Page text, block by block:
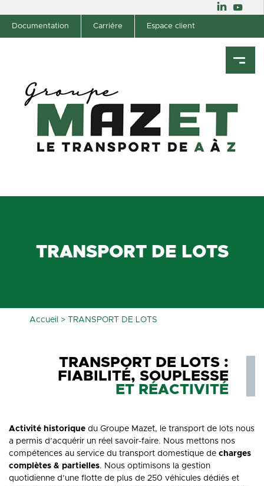
Documentation Carriére Espace client
TRANSPORT DE LOTS
Accueil > TRANSPORT DE LOTS
TRANSPORT DE LOTS :
FIABILITÉ, SOUPLESSE
ET RÉACTIVITÉ
Activité historique du Groupe Mazet, le transport de lots nous
a permis d’acquérir un réel savoir-faire. Nous mettons nos
compétences au service du transport domestique de charges
complètes & partielles. Nous optimisons la gestion
quotidienne d’une flotte de plus de 250 véhicules dédiés et